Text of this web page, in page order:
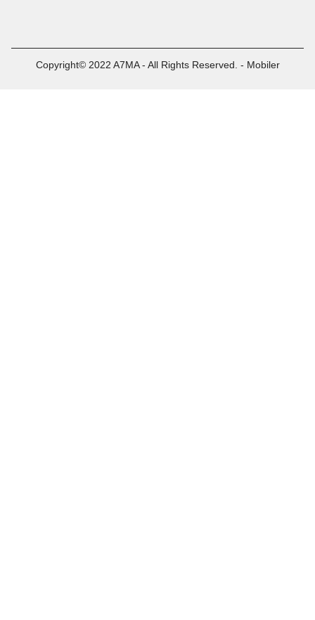
Copyright© 2022 A7MA - All Rights Reserved. - Mobiler